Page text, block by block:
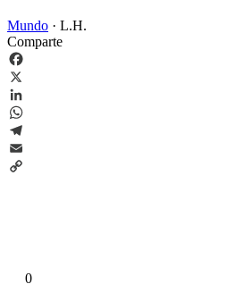
Mundo · L.H.
Comparte
Facebook
X
LinkedIn
WhatsApp
Telegram
Email
0